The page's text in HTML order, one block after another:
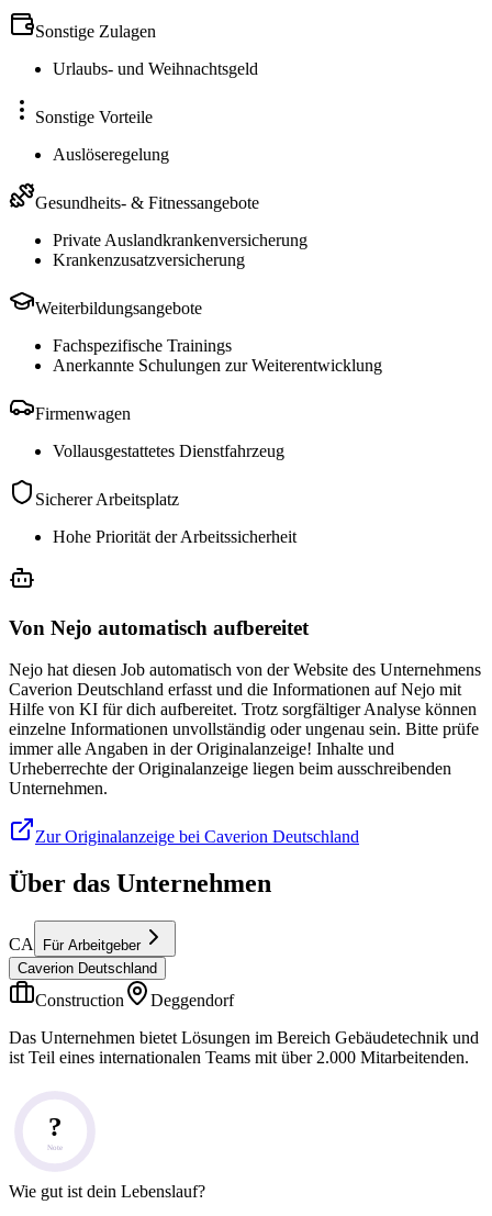
Sonstige Zulagen
Urlaubs- und Weihnachtsgeld
Sonstige Vorteile
Auslöseregelung
Gesundheits- & Fitnessangebote
Private Auslandkrankenversicherung
Krankenzusatzversicherung
Weiterbildungsangebote
Fachspezifische Trainings
Anerkannte Schulungen zur Weiterentwicklung
Firmenwagen
Vollausgestattetes Dienstfahrzeug
Sicherer Arbeitsplatz
Hohe Priorität der Arbeitssicherheit
Von Nejo automatisch aufbereitet
Nejo hat diesen Job automatisch von der Website des Unternehmens
Caverion Deutschland erfasst und die Informationen auf Nejo mit
Hilfe von KI für dich aufbereitet. Trotz sorgfältiger Analyse können
einzelne Informationen unvollständig oder ungenau sein. Bitte prüfe
immer alle Angaben in der Originalanzeige! Inhalte und
Urheberrechte der Originalanzeige liegen beim ausschreibenden
Unternehmen.
Zur Originalanzeige bei Caverion Deutschland
Über das Unternehmen
CA
Für Arbeitgeber
Caverion Deutschland
Construction
Deggendorf
Das Unternehmen bietet Lösungen im Bereich Gebäudetechnik und
ist Teil eines internationalen Teams mit über 2.000 Mitarbeitenden.
?
Note
Wie gut ist dein Lebenslauf?